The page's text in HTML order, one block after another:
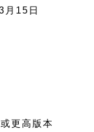
月15日
更高版本